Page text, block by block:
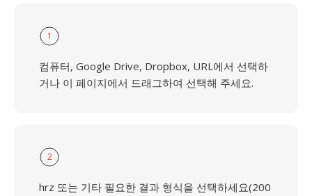
1
컴퓨터, Google Drive, Dropbox, URL에서 선택하
거나 이 페이지에서 드래그하여 선택해 주세요.
2
hrz 또는 기타 필요한 결과 형식을 선택하세요(200